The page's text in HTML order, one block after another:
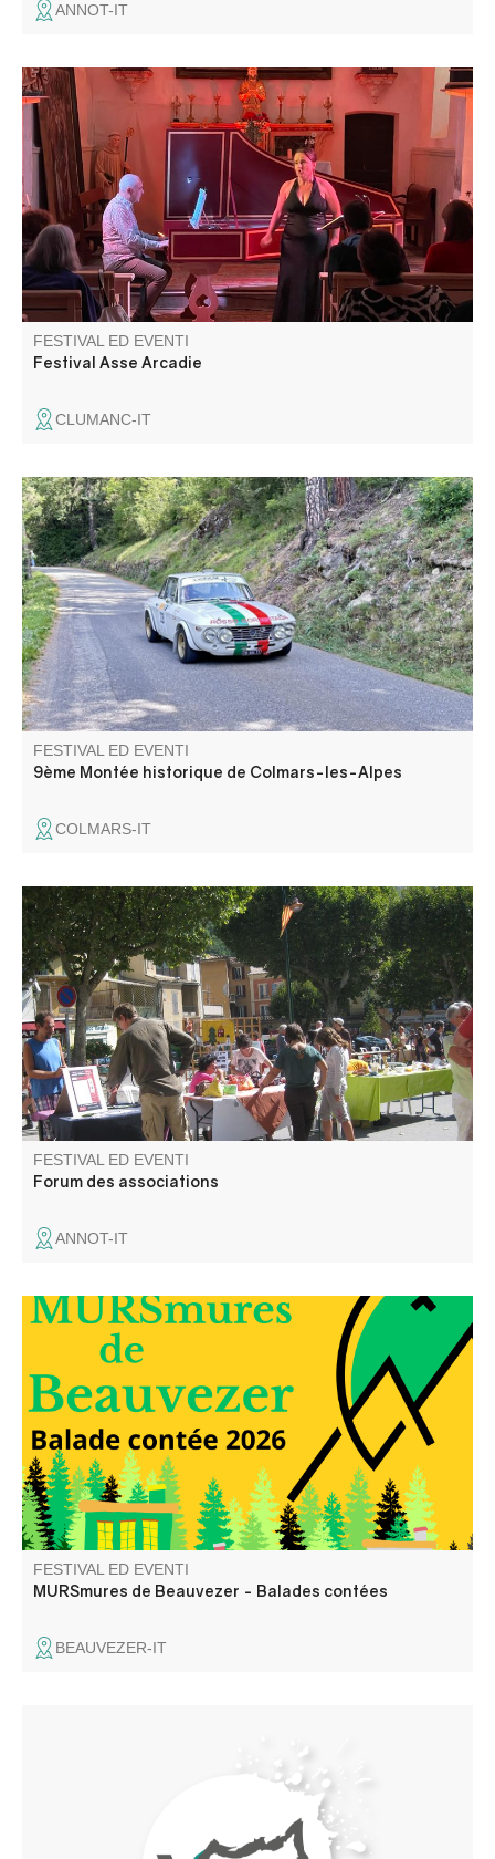
ANNOT-IT
Il festival Asse-Arcadie contribuisce a creare uno speciale
luogo d'incontro annuale in cui i praticanti della musica
d'arte antica provenienti da tutto il Mediterraneo e
dall'Europa possono condividere i frutti della loro
passione.
FESTIVAL ED EVENTI
Festival Asse Arcadie
CLUMANC-IT
La Montée Historique è aperta alle auto da corsa
classiche e ai veicoli prestigiosi, rari ed eccezionali. Si
svolge sulle strade tortuose del leggendario Col des
Champs, che domina la città fortificata.
FESTIVAL ED EVENTI
9ème Montée historique de Colmars-les-Alpes
COLMARS-IT
Venez à la rencontre des associations pour découvrir les
activités qu'elles proposent tout au long de l'année.
FESTIVAL ED EVENTI
Forum des associations
ANNOT-IT
Elli la conteuse vous balade dans les rues du village et
dans le temps, à travers les anecdotes glanées auprès
des habitants du village.
FESTIVAL ED EVENTI
MURSmures de Beauvezer - Balades contées
BEAUVEZER-IT
(Tsiganes, mongols, Touaregs…) animé par trois cheffes